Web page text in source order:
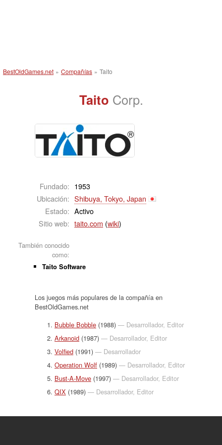
BestOldGames.net » Compañías » Taito
Taito Corp.
Fundado: 1953
Ubicación: Shibuya, Tokyo, Japan
Estado: Activo
Sitio web: taito.com (wiki)
También conocido
como:
Taito Software
Los juegos más populares de la compañía en
BestOldGames.net
Bubble Bobble (1988) — Desarrollador, Editor
Arkanoid (1987) — Desarrollador, Editor
Volfied (1991) — Desarrollador
Operation Wolf (1989) — Desarrollador, Editor
Bust-A-Move (1997) — Desarrollador, Editor
QIX (1989) — Desarrollador, Editor